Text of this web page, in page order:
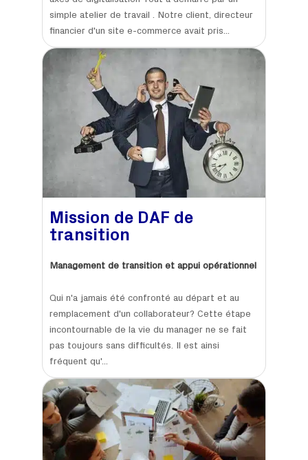
simple atelier de travail . Notre client, directeur
financier d'un site e-commerce avait pris...
Mission de DAF de
transition
Management de transition et appui opérationnel
Qui n'a jamais été confronté au départ et au
remplacement d'un collaborateur? Cette étape
incontournable de la vie du manager ne se fait
pas toujours sans difficultés. Il est ainsi
fréquent qu'...